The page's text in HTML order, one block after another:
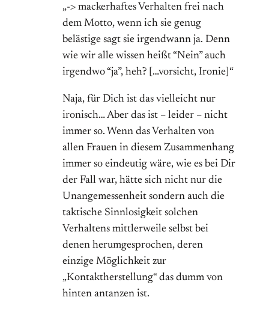
„-> mackerhaftes Verhalten frei nach
dem Motto, wenn ich sie genug
belästige sagt sie irgendwann ja. Denn
wie wir alle wissen heißt “Nein” auch
irgendwo “ja”, heh? […vorsicht, Ironie]“
Naja, für Dich ist das vielleicht nur
ironisch… Aber das ist – leider – nicht
immer so. Wenn das Verhalten von
allen Frauen in diesem Zusammenhang
immer so eindeutig wäre, wie es bei Dir
der Fall war, hätte sich nicht nur die
Unangemessenheit sondern auch die
taktische Sinnlosigkeit solchen
Verhaltens mittlerweile selbst bei
denen herumgesprochen, deren
einzige Möglichkeit zur
„Kontaktherstellung“ das dumm von
hinten antanzen ist.